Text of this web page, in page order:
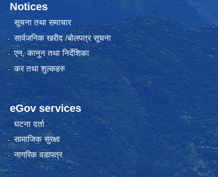
Notices
सूचना तथा समाचार
सार्वजनिक खरीद /बोलपत्र सूचना
एन, कानुन तथा निर्देशिका
कर तथा शुल्कहरु
eGov services
घटना दर्ता
सामाजिक सुरक्षा
नागरिक वडापत्र